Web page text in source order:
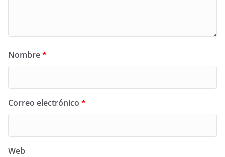
Nombre*
Correo electrónico *
Web